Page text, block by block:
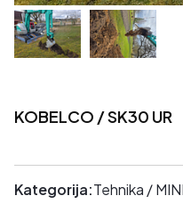
KOBELCO / SK30 UR
Kategorija:Tehnika /